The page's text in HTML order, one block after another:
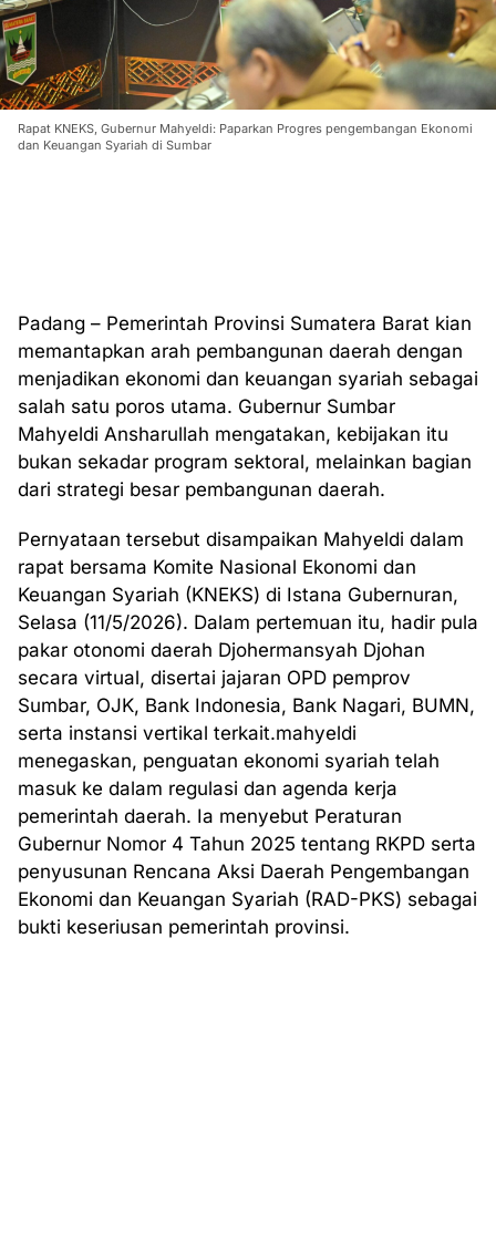
Rapat KNEKS, Gubernur Mahyeldi: Paparkan Progres pengembangan Ekonomi
dan Keuangan Syariah di Sumbar
Padang – Pemerintah Provinsi Sumatera Barat kian
memantapkan arah pembangunan daerah dengan
menjadikan ekonomi dan keuangan syariah sebagai
salah satu poros utama. Gubernur Sumbar
Mahyeldi Ansharullah mengatakan, kebijakan itu
bukan sekadar program sektoral, melainkan bagian
dari strategi besar pembangunan daerah.
Pernyataan tersebut disampaikan Mahyeldi dalam
rapat bersama Komite Nasional Ekonomi dan
Keuangan Syariah (KNEKS) di Istana Gubernuran,
Selasa (11/5/2026). Dalam pertemuan itu, hadir pula
pakar otonomi daerah Djohermansyah Djohan
secara virtual, disertai jajaran OPD pemprov
Sumbar, OJK, Bank Indonesia, Bank Nagari, BUMN,
serta instansi vertikal terkait.mahyeldi
menegaskan, penguatan ekonomi syariah telah
masuk ke dalam regulasi dan agenda kerja
pemerintah daerah. Ia menyebut Peraturan
Gubernur Nomor 4 Tahun 2025 tentang RKPD serta
penyusunan Rencana Aksi Daerah Pengembangan
Ekonomi dan Keuangan Syariah (RAD-PKS) sebagai
bukti keseriusan pemerintah provinsi.